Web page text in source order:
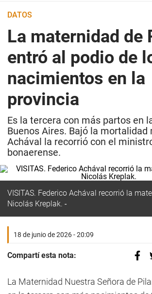
DATOS
La maternidad de
entró al podio de
nacimientos en la
provincia
Es la tercera con más partos en
Buenos Aires. Bajó la mortalidad
Achával la recorrió con el
bonaerense.
VISITAS. Federico Achával recorrió la
Nicolás Kreplak.
18 de junio de 2026 - 20:09
Compartí esta nota:
La Maternidad Nuestra Señora de